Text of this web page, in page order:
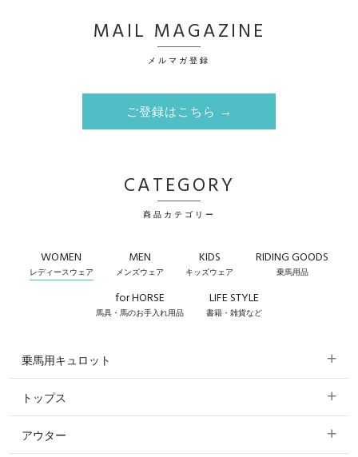
MAIL MAGAZINE
メルマガ登録
ご登録はこちら →
CATEGORY
商品カテゴリー
WOMEN
レディースウェア
MEN
メンズウェア
KIDS
キッズウェア
RIDING GOODS
乗馬用品
for HORSE
馬具・馬のお手入れ用品
LIFE STYLE
書籍・雑貨など
乗馬用キュロット
すべてのキュロット
フルグリップ・尻革 キュロット
トップス
すべてのトップス
アウター